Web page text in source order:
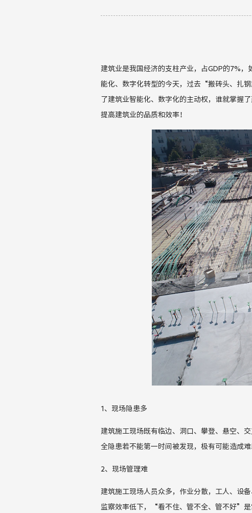
建筑业是我国经济的支柱产业，占GDP 的7% ，
能化、数字化转型的今天，过去 “搬砖头、扎
了建筑业智能化、数字化的主动权，谁就掌握
提高建筑业的品质和效率！
1 、现场隐患多
建筑施工现场既有 临边、洞口、攀登、悬空、交
全隐患若不能第一时间被发现，极有可能造成难
2、现场管理难
建筑施工现场人员众多，作业分散，工人、设
监察效率低下，“看不住、管不全、管不好”是